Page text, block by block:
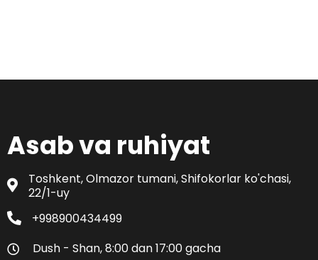
Asab va ruhiyat
Toshkent, Olmazor tumani, Shifokorlar ko'chasi,
22/1-uy
+998900434499
Dush - Shan, 8:00 dan 17:00 gacha